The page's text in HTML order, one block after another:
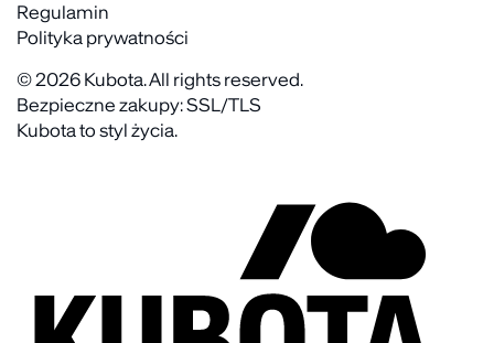
Kontakt
FAQ
Regulamin
Polityka prywatności
© 2026 Kubota. All rights reserved.
Bezpieczne zakupy: SSL/TLS
Kubota to styl życia.